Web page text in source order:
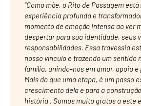
“Como mãe, o Rito de Passagem
experiência profunda e
momento de emoção intensa ao ver
despertar para sua identidade, seus
responsabilidades. Essa travessia
nosso vínculo e trazendo um sentido
família, unindo-nos em amor, apoio
Mais do que uma etapa, é um passo
crescimento dela e para a
história . Somos muito gratos a este